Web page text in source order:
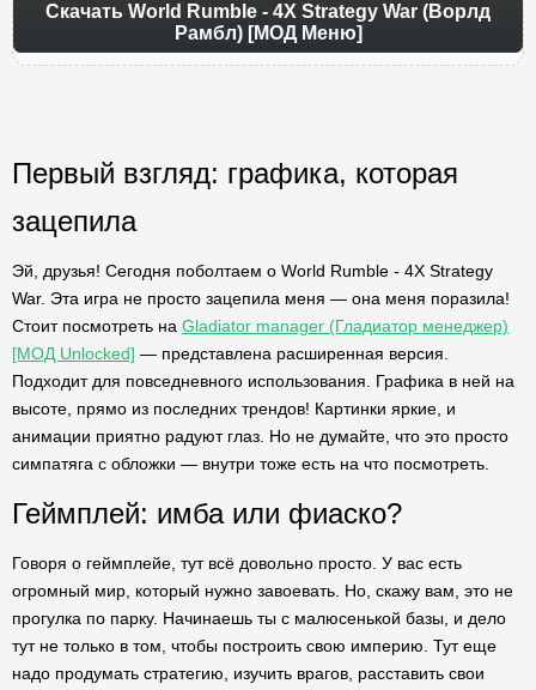
Скачать World Rumble - 4X Strategy War (Ворлд
Рамбл) [МОД Меню]
Первый взгляд: графика, которая
зацепила
Эй, друзья! Сегодня поболтаем о World Rumble - 4X Strategy
War. Эта игра не просто зацепила меня — она меня поразила!
Стоит посмотреть на Gladiator manager (Гладиатор менеджер)
[МОД Unlocked] — представлена расширенная версия.
Подходит для повседневного использования. Графика в ней на
высоте, прямо из последних трендов! Картинки яркие, и
анимации приятно радуют глаз. Но не думайте, что это просто
симпатяга с обложки — внутри тоже есть на что посмотреть.
Геймплей: имба или фиаско?
Говоря о геймплейе, тут всё довольно просто. У вас есть
огромный мир, который нужно завоевать. Но, скажу вам, это не
прогулка по парку. Начинаешь ты с малюсенькой базы, и дело
тут не только в том, чтобы построить свою империю. Тут еще
надо продумать стратегию, изучить врагов, расставить свои